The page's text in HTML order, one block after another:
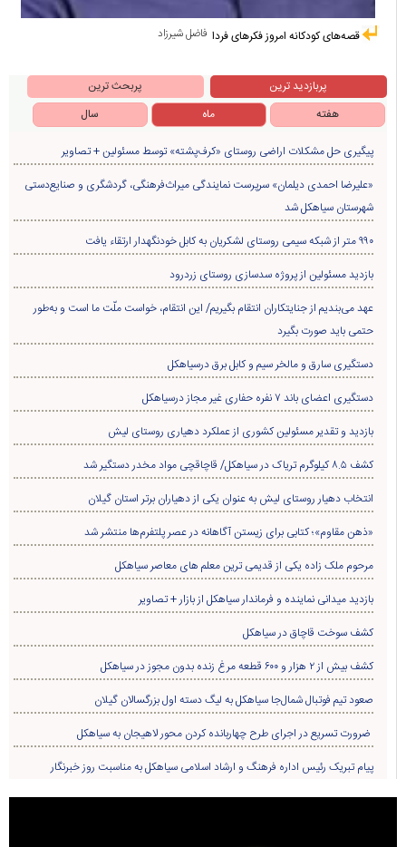
فاضل شیرزاد قصه‌های کودکانه امروز فکرهای فردا
پربازدید ترین
پربحث ترین
هفته
ماه سال
پیگیری حل مشکلات اراضی روستای «کرف‌پشته» توسط مسئولین + تصاویر
«علیرضا احمدی دیلمان» سرپرست نمایندگی میراث‌فرهنگی، گردشگری و صنایع‌دستی
شهرستان سیاهکل شد
۹۹۰ متر از شبکه سیمی روستای لشکریان به کابل خودنگهدار ارتقاء یافت
بازدید مسئولین از پروژه سدسازی روستای زردرود
عهد می‌بندیم از جنایتکاران انتقام بگیریم/ این انتقام، خواست ملّت ما است و به‌طور
حتمی باید صورت بگیرد
دستگیری سارق و مالخر سیم و کابل برق درسیاهکل
دستگیری اعضای باند ۷ نفره حفاری غير مجاز درسیاهکل
بازدید و تقدیر مسئولین کشوری از عملکرد دهیاری روستای لیش
کشف ۸.۵ کیلوگرم تریاک در سیاهکل/ قاچاقچی مواد مخدر دستگیر شد
انتخاب دهیار روستای لیش به عنوان یکی از دهیاران برتر استان گیلان
«ذهن مقاوم»؛ کتابی برای زیستن آگاهانه در عصر پلتفرم‌ها منتشر شد
مرحوم ملک زاده یکی از قدیمی ترین معلم های معاصر سیاهکل
بازدید میدانی نماینده و فرماندار سیاهکل از بازار + تصاویر
کشف سوخت قاچاق در سياهکل
کشف بیش از ۲ هزار و ۶۰۰ قطعه مرغ زنده بدون مجوز در سیاهکل
صعود تیم فوتبال شمال‌جا‌ سیاهکل به لیگ دسته اول بزرگسالان گیلان
ضرورت تسریع در اجرای طرح چهاربانده کردن محور لاهیجان به سیاهکل
پیام تبریک رئیس اداره فرهنگ و ارشاد اسلامی سیاهکل به مناسبت روز خبرنگار